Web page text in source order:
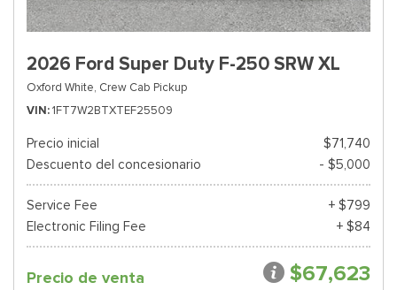
2026 Ford Super Duty F-250 SRW XL
Oxford White, Crew Cab Pickup
VIN 1FT7W2BTXTEF25509
Precio inicial
$71,740
Descuento del concesionario
- $5,000
Service Fee
+ $799
Electronic Filing Fee
+ $84
Precio de venta $67,623